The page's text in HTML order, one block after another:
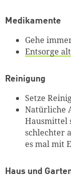
Medikamente
Gehe
Entsorge
Reinigung
Setze
Natürliche
Hausmittel
schlechter
es mal mit
Haus und